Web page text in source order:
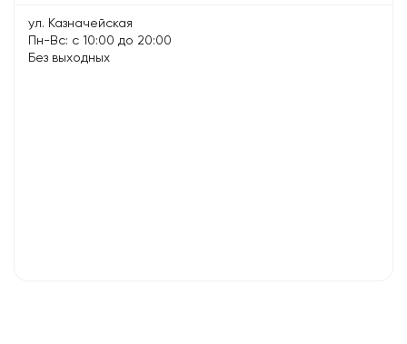
ул. Казначейская
Пн-Вс: с 10:00 до 20:00
Без выходных